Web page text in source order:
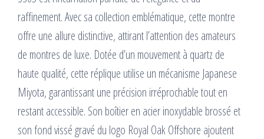
raffinement. Avec sa collection emblématique, cette montre
offre une allure distinctive, attirant l’attention des amateurs
de montres de luxe. Dotée d’un mouvement à quartz de
haute qualité, cette réplique utilise un mécanisme Japanese
Miyota, garantissant une précision irréprochable tout en
restant accessible. Son boîtier en acier inoxydable brossé et
son fond vissé gravé du logo Royal Oak Offshore ajoutent